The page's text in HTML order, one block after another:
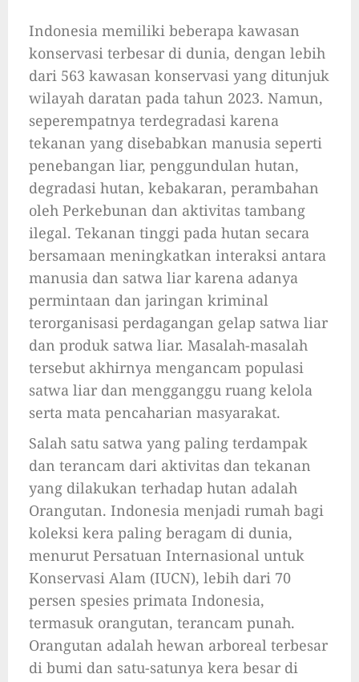
Indonesia memiliki beberapa kawasan
konservasi terbesar di dunia, dengan lebih
dari 563 kawasan konservasi yang ditunjuk
wilayah daratan pada tahun 2023. Namun,
seperempatnya terdegradasi karena
tekanan yang disebabkan manusia seperti
penebangan liar, penggundulan hutan,
degradasi hutan, kebakaran, perambahan
oleh Perkebunan dan aktivitas tambang
ilegal. Tekanan tinggi pada hutan secara
bersamaan meningkatkan interaksi antara
manusia dan satwa liar karena adanya
permintaan dan jaringan kriminal
terorganisasi perdagangan gelap satwa liar
dan produk satwa liar. Masalah-masalah
tersebut akhirnya mengancam populasi
satwa liar dan mengganggu ruang kelola
serta mata pencaharian masyarakat.
Salah satu satwa yang paling terdampak
dan terancam dari aktivitas dan tekanan
yang dilakukan terhadap hutan adalah
Orangutan. Indonesia menjadi rumah bagi
koleksi kera paling beragam di dunia,
menurut Persatuan Internasional untuk
Konservasi Alam (IUCN), lebih dari 70
persen spesies primata Indonesia,
termasuk orangutan, terancam punah.
Orangutan adalah hewan arboreal terbesar
di bumi dan satu-satunya kera besar di